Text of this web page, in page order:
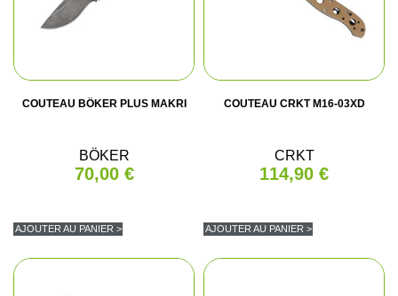
COUTEAU BÖKER PLUS MAKRI
BÖKER
70,00 €
AJOUTER AU PANIER >
COUTEAU CRKT M16-03XD
CRKT
114,90 €
AJOUTER AU PANIER >